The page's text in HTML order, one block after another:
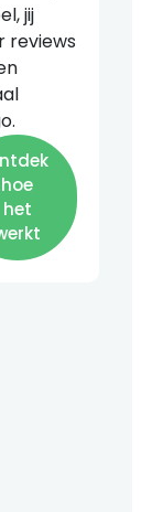
jij
reviews
hoe
het